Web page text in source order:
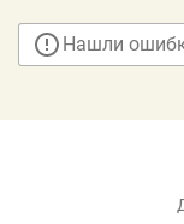
Нашли